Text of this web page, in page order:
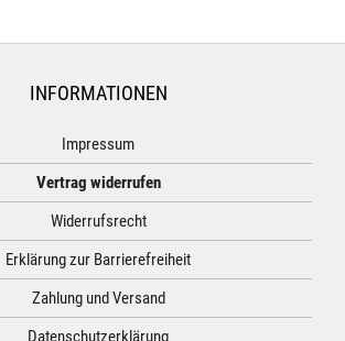
INFORMATIONEN
Impressum
Vertrag widerrufen
Widerrufsrecht
Erklärung zur Barrierefreiheit
Zahlung und Versand
Datenschutzerklärung